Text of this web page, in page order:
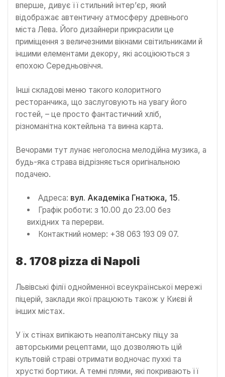
вперше, дивує її стильний інтер’єр, який
відображає автентичну атмосферу древнього
міста Лева. Його дизайнери прикрасили це
приміщення з величезними вікнами світильниками й
іншими елементами декору, які асоціюються з
епохою Середньовіччя.
Інші складові меню такого колоритного
ресторанчика, що заслуговують на увагу його
гостей, – це просто фантастичний хліб,
різноманітна коктейльна та винна карта.
Вечорами тут лунає неголосна мелодійна музика, а
будь-яка страва відрізняється оригінальною
подачею.
Адреса: вул. Академіка Гнатюка, 15.
Графік роботи: з 10.00 до 23.00 без
вихідних та перерви.
Контактний номер: +38 063 193 09 07.
8. 1708 pizza di Napoli
Львівські філії однойменної всеукраїнської мережі
піцерій, заклади якої працюють також у Києві й
інших містах.
У їх стінах випікають неаполітанську піцу за
авторськими рецептами, що дозволяють цій
культовій страві отримати водночас пухкі та
хрусткі бортики. А темні плями, які покривають її